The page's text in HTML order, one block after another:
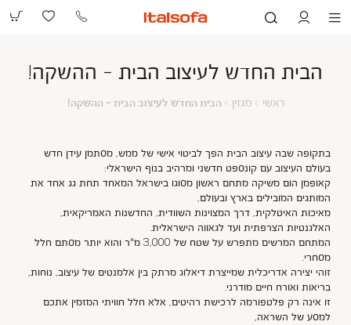
073-
הבית החדש לעיצוב הבית - ההשקה!
ראשי ראשי
מגזין מגזין
הבית החדש לעיצוב הבית - ההשקה!
-
בתקופה שבה עיצוב הבית הפך לביטוי אישי של ממש, מסתמן עידן חדש
בעולם העיצוב עם קונספט חדשני ומרהיב בנוף הישראלי:
קאופמן הום משיקה מתחם ראשון מסוגו בישראל המאחד תחת גג אחד את
המותגים המובילים בארץ ובעולם,
מאיכות האיטלקית, דרך המצוינות השוודית, החדשנות האמריקאית,
האלגנטיות הצרפתית ועד לגאווה הישראלית.
המתחם המרשים מתפרש על שטח של 3,000 מ"ר והוא יותר מסתם חלל
מסחרי.
זוהי יצירה אדריכלית שמייצרת דיאלוג מרתק בין אלמנטים של עיצוב, נוחות,
בריאות ואורח חיים מודרני.
זו אינה רק פלטפורמה לרכישת רהיטים, אלא חלל חוויתי המזמין אתכם
למסע של השראה,